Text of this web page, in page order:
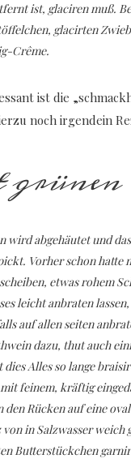
ist, glaciren muß.
glacirten
Crême.
ist die
noch irgendein
grünen
wird abgehäutet und
Vorher schon hatte
etwas rohem
leicht anbraten
auf allen seiten
dazu, thut auch
Alles so lange
feinem, kräftig
Rücken auf eine
in Salzwasser weich
Butterstückchen